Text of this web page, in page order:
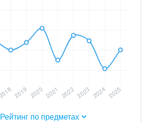
Рейтинг по предметах